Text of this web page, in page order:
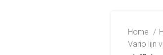
Home
Vario lijn